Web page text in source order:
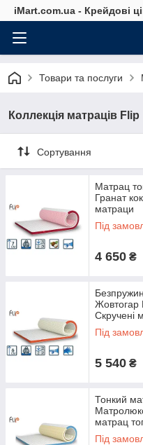
iMart.com.ua - Крейдові
Товари та послуги
Коллекція матраців Flip
Сортування
Матрац
Гранат
матраци
Під
4 650 ₴
Жовтогар
Скручені
Під
5 540 ₴
Тонкий
матрац
Під